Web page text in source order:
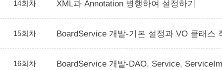
14회차 XML과 Annotation 병행하여 설정하기
15회차 BoardService 개발-기본 설정과 VO 클래스
16회차 BoardService 개발-DAO, Service,